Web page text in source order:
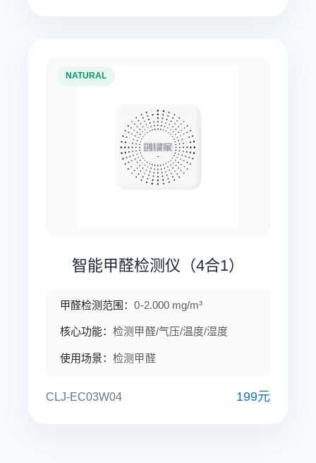
NATURAL
智能甲醛检测仪（4合1）
甲醛检测范围：0-2.000 mg/m³
核心功能：检测甲醛/气压/温度/湿度
使用场景：检测甲醛
CLJ-EC03W04 199元